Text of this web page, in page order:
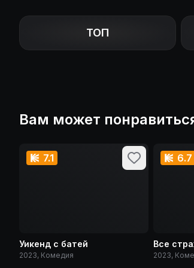
ТОП
Вам может
7.1
Уикенд с батей
2023, Комедия
6.7
Все
2023,